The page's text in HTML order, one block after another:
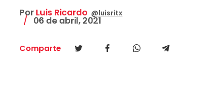
Por Luis Ricardo @luisritx
06 de abril, 2021
Comparte